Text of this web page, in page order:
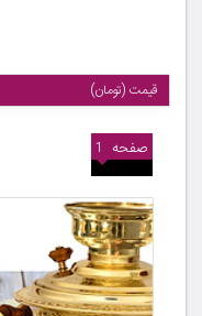
قیمت (تومان)
صفحه 1